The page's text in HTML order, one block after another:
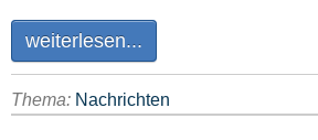
weiterlesen...
Thema: Nachrichten